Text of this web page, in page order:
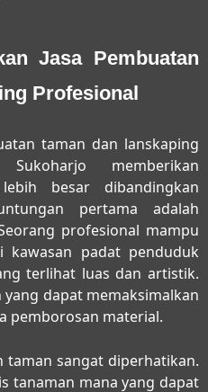
Jasa Pembuatan
Profesional
taman dan lanskaping
memberikan
besar dibandingkan
pertama adalah
profesional mampu
kawasan padat penduduk
terlihat luas dan artistik.
dapat memaksimalkan
pemborosan material.
taman sangat diperhatikan.
tanaman mana yang dapat